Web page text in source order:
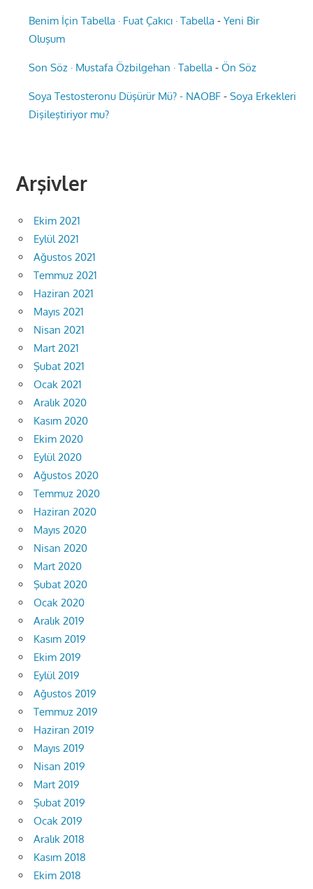
Benim İçin Tabella · Fuat Çakıcı · Tabella -Yeni Bir
Oluşum
Son Söz · Mustafa Özbilgehan · Tabella -Ön Söz
Soya Testosteronu Düşürür Mü? - NAOBF -Soya Erkekleri
Dişileştiriyor mu?
Arşivler
Ekim 2021
Eylül 2021
Ağustos 2021
Temmuz 2021
Haziran 2021
Mayıs 2021
Nisan 2021
Mart 2021
Şubat 2021
Ocak 2021
Aralık 2020
Kasım 2020
Ekim 2020
Eylül 2020
Ağustos 2020
Temmuz 2020
Haziran 2020
Mayıs 2020
Nisan 2020
Mart 2020
Şubat 2020
Ocak 2020
Aralık 2019
Kasım 2019
Ekim 2019
Eylül 2019
Ağustos 2019
Temmuz 2019
Haziran 2019
Mayıs 2019
Nisan 2019
Mart 2019
Şubat 2019
Ocak 2019
Aralık 2018
Kasım 2018
Ekim 2018